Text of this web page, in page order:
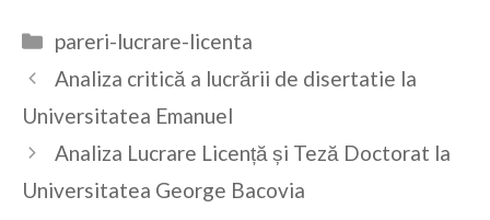
Categorii
pareri-lucrare-licenta
Analiza critică a lucrării de disertatie la
Universitatea Emanuel
Analiza Lucrare Licență și Teză Doctorat la
Universitatea George Bacovia